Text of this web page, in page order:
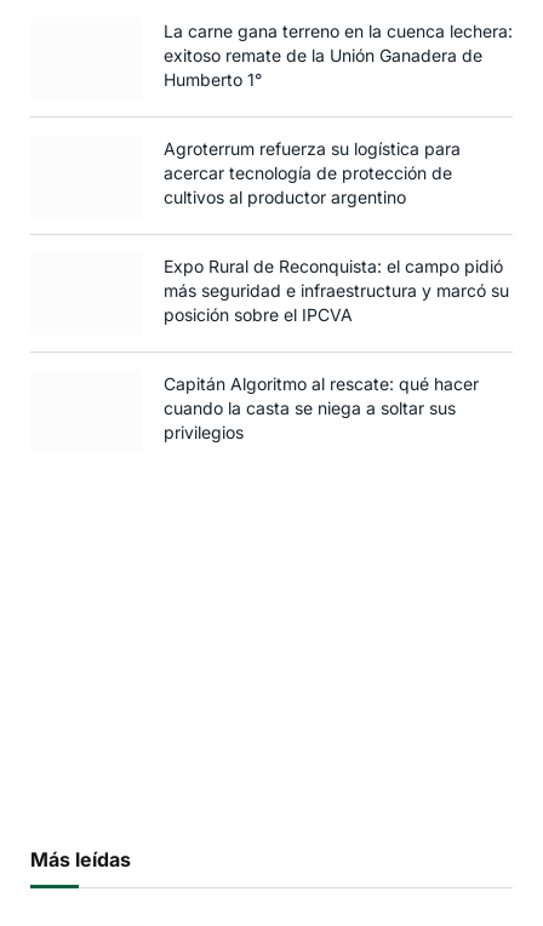
La carne gana terreno en la cuenca lechera:
exitoso remate de la Unión Ganadera de
Humberto 1°
Agroterrum refuerza su logística para
acercar tecnología de protección de
cultivos al productor argentino
Expo Rural de Reconquista: el campo pidió
más seguridad e infraestructura y marcó su
posición sobre el IPCVA
Capitán Algoritmo al rescate: qué hacer
cuando la casta se niega a soltar sus
privilegios
Más leídas